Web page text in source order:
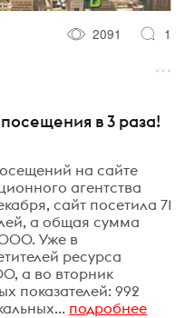
2091 1
в 3 раза!
на сайте
агентства
сайт посетила 71
а общая сумма
Уже в
ресурса
а во вторник
показателей: 992
подробнее